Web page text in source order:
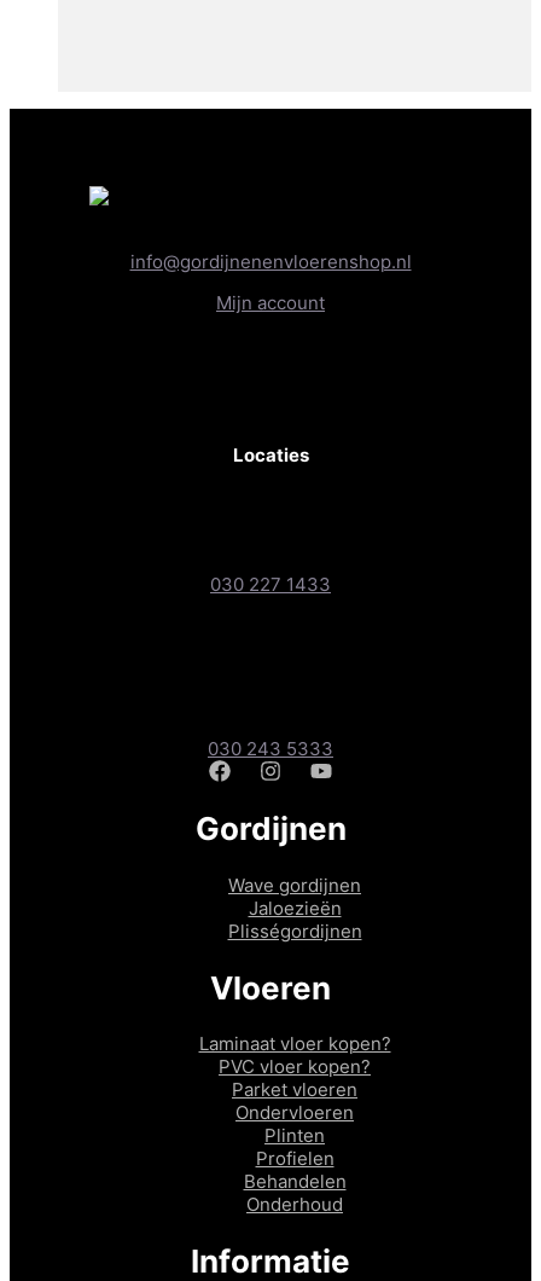
info@gordijnenenvloerenshop.nl
Mijn account
Locaties
030 227 1433
030 243 5333
Gordijnen
Wave gordijnen
Jaloezieën
Plisségordijnen
Vloeren
Laminaat vloer kopen?
PVC vloer kopen?
Parket vloeren
Ondervloeren
Plinten
Profielen
Behandelen
Onderhoud
Informatie